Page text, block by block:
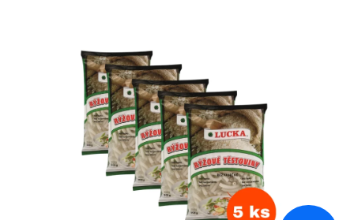
z
5
hvězdiček.